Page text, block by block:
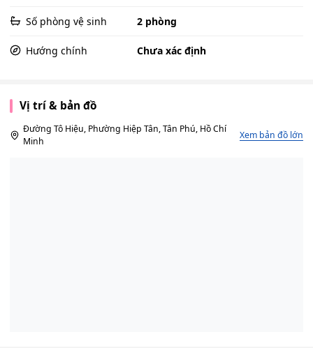
Số phòng vệ sinh 2 phòng
Hướng chính Chưa xác định
Vị trí & bản đồ
Đường Tô Hiệu, Phường Hiệp Tân, Tân Phú, Hồ Chí
Minh
Xem bản đồ lớn